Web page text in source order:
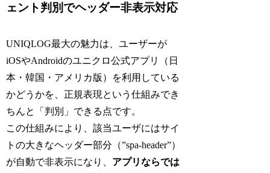
ェント判別でヘッダー非表示対応
UNIQLOG最大の魅力は、ユーザーが
iOSやAndroidのユニクロ公式アプリ（日
本・韓国・アメリカ版）を利用している
かどうかを、正規表現という仕組みでき
ちんと「判別」できる点です。
この仕組みにより、該当ユーザにはサイ
トの大きなヘッダー部分（”spa-header”）
が自動で非表示になり、 アプリならでは